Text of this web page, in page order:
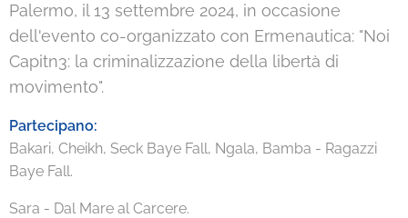
Palermo, il 13 settembre 2024, in occasione
dell'evento co-organizzato con Ermenautica: "Noi
Capitn3: la criminalizzazione della libertà di
movimento".
Partecipano:
Bakari, Cheikh, Seck Baye Fall, Ngala, Bamba - Ragazzi
Baye Fall.
Sara - Dal Mare al Carcere.